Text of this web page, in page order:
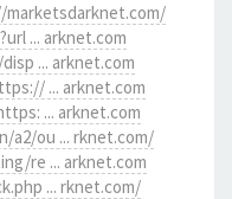
... arknet.com
... arknet.com
... arknet.com
... arknet.com
a2/ou ... rknet.com/
re ... arknet.com
... rknet.com/